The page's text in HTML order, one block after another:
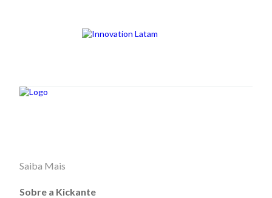
Saiba Mais
Sobre a Kickante